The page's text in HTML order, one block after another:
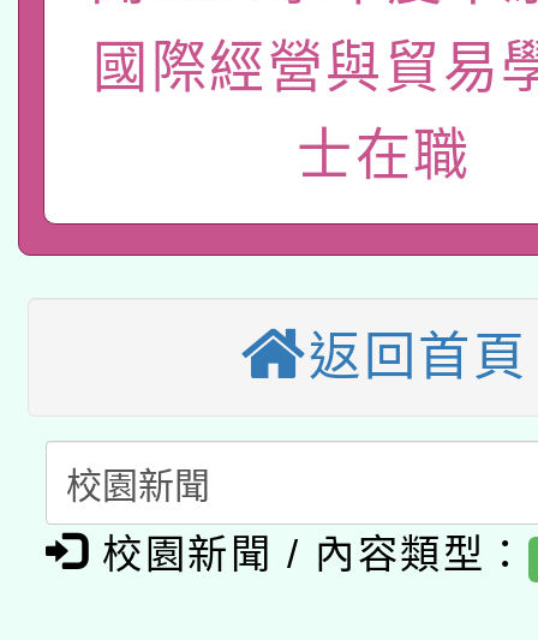
業技術研究院辦理「
用水績優單位及節水達
115年8月22日(星期六
桃園市孔廟祈福系列
開 智慧啟航」
本校115學年度第2次
招甄選結果公告(無人
招)
適應運動共學行動站研
本館辦理115年度閱讀
暨閱讀推動專業研習
科技賦能─人工智慧
礎課程
A3數位素養講師名單
「數位內容與教學軟體
pilot」
有關大陸委員會函釋公
薪期間赴陸應申請許可
轉知經濟部水利署委託
國際經營與貿易
士在職
返回首頁
校園新聞 / 內容類型：